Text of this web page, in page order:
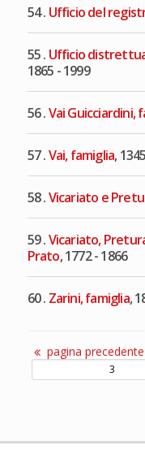
54 . Ufficio del
55 . Ufficio
1865 - 1999
56 .Vai Guicciardini,
57 .Vai, famiglia,
58 .Vicariato e
59 .Vicariato,
Prato, 1772 - 1866
60 . Zarini, famiglia,
pagina precedente